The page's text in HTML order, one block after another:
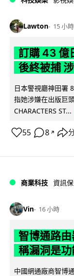
Lawton 15 小時
訂購 43 億
後終被捕
日本警視廳神田署
指她涉嫌在出版巨
CHARACTERS ST...
55 8 ↗
商業科技 資訊
Vin 16 小時
智博通路
稱漏洞是
中國網通廠商智博